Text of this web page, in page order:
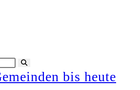
starten
bis heute